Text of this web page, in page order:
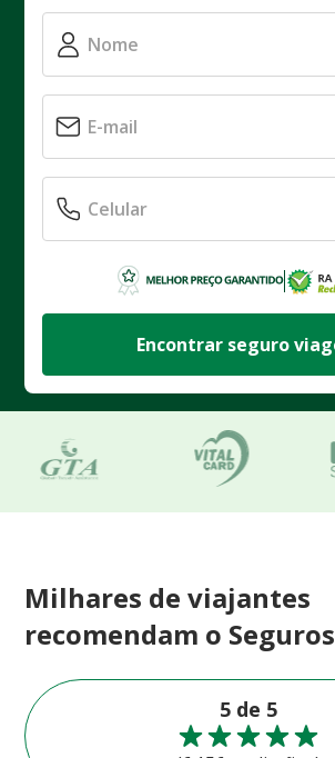
Encontrar seguro
Milhares de viajantes
recomendam o
5 de 5